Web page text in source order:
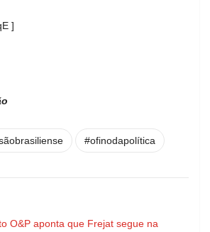
]
#ofinodapolítica
O&P aponta que Frejat segue na